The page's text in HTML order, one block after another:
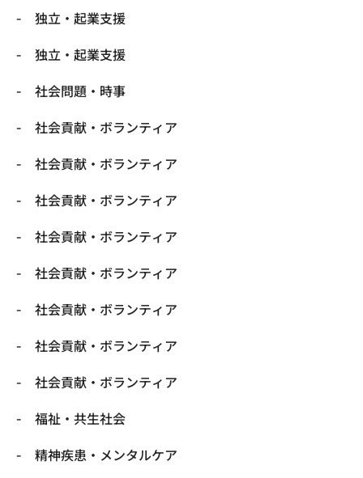
独立・起業支援
独立・起業支援
社会問題・時事
社会貢献・ボランティア
社会貢献・ボランティア
社会貢献・ボランティア
社会貢献・ボランティア
社会貢献・ボランティア
社会貢献・ボランティア
社会貢献・ボランティア
社会貢献・ボランティア
福祉・共生社会
精神疾患・メンタルケア